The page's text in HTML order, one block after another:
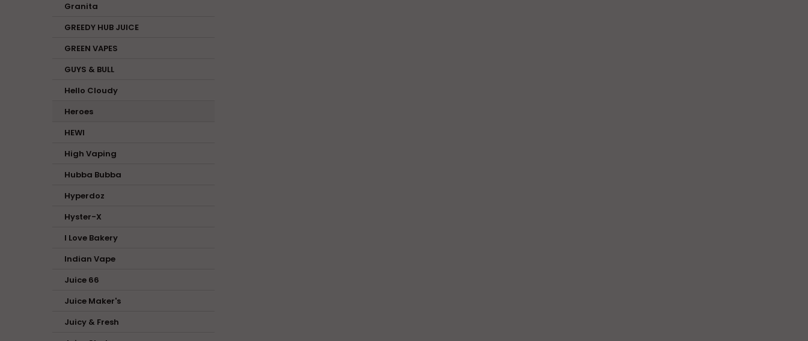
Granita
GREEDY HUB JUICE
GREEN VAPES
GUYS & BULL
Hello Cloudy
Heroes
HEWI
High Vaping
Hubba Bubba
Hyperdoz
Hyster-X
I Love Bakery
Indian Vape
Juice 66
Juice Maker's
Juicy & Fresh